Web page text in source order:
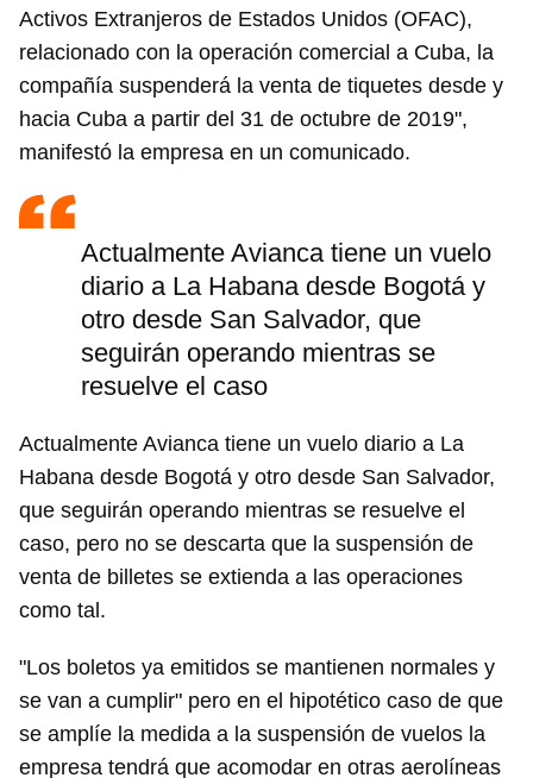
Activos Extranjeros de Estados Unidos (OFAC),
relacionado con la operación comercial a Cuba, la
compañía suspenderá la venta de tiquetes desde y
hacia Cuba a partir del 31 de octubre de 2019",
manifestó la empresa en un comunicado.
Actualmente Avianca tiene un vuelo
diario a La Habana desde Bogotá y
otro desde San Salvador, que
seguirán operando mientras se
resuelve el caso
Actualmente Avianca tiene un vuelo diario a La
Habana desde Bogotá y otro desde San Salvador,
que seguirán operando mientras se resuelve el
caso, pero no se descarta que la suspensión de
venta de billetes se extienda a las operaciones
como tal.
"Los boletos ya emitidos se mantienen normales y
se van a cumplir" pero en el hipotético caso de que
se amplíe la medida a la suspensión de vuelos la
empresa tendrá que acomodar en otras aerolíneas